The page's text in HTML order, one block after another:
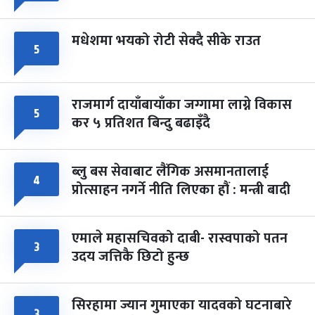
५ मधेशमा भयको रोटी सेक्दै सीके राउत
५ राजमार्ग दायाँबायाँका जग्गामा लाग्ने विकास
कर ५ प्रतिशत बिन्दु बढाइँदै
४ ब्लु बस सेवाबाट लैंगिक असमानतालाई
प्रोत्साहन नगर्ने नीति लिएका हौं : मन्त्री बादी
३ एमाले महासचिवको दाबी- रास्वपाको पतन
उदय जत्तिकै छिटो हुन्छ
सिरहामा ज्यान गुमाएका यादवको घटनाबारे